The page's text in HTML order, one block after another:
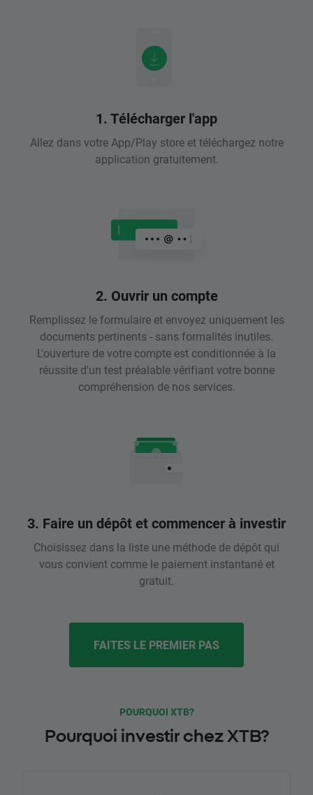
1. Télécharger l'app
Allez dans votre App/Play store et téléchargez notre
application gratuitement.
2. Ouvrir un compte
Remplissez le formulaire et envoyez uniquement les
documents pertinents - sans formalités inutiles.
L'ouverture de votre compte est conditionnée à la
réussite d'un test préalable vérifiant votre bonne
compréhension de nos services.
3. Faire un dépôt et commencer à investir
Choisissez dans la liste une méthode de dépôt qui
vous convient comme le paiement instantané et
gratuit.
FAITES LE PREMIER PAS
POURQUOI XTB?
Pourquoi investir chez XTB?